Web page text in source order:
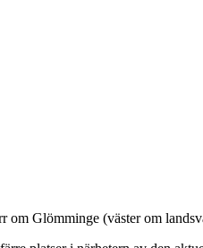
Glömminge (väster om